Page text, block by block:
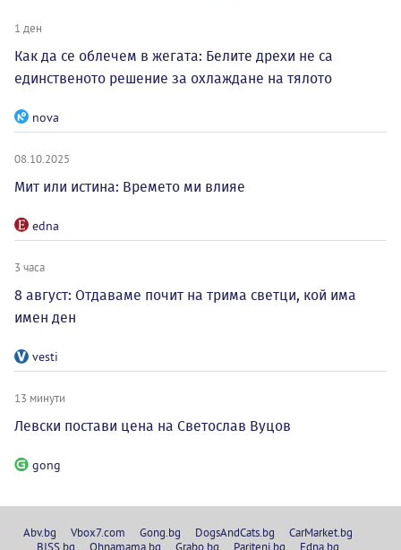
1 ден
Как да се облечем в жегата: Белите дрехи не са
единственото решение за охлаждане на тялото
nova
08.10.2025
Мит или истина: Времето ми влияе
edna
3 часа
8 август: Отдаваме почит на трима светци, кой има
имен ден
vesti
13 минути
Левски постави цена на Светослав Вуцов
gong
Abv.bg Vbox7.com Gong.bg DogsAndCats.bg
CarMarket.bg
BISS.bg
Ohnamama.bg Grabo.bg Pariteni.bg Edna.bg